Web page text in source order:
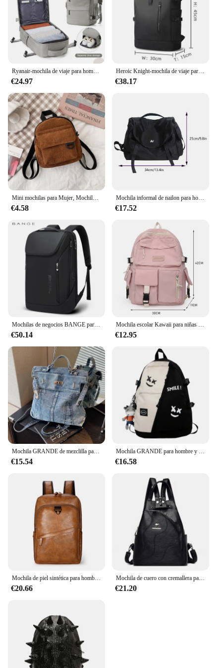
Ryanair-mochila de viaje para hombre y mujer, bolsa de viaje para ordenador portátil, equipaje de mano, 40x20x25
€24.97
Heroic Knight-mochila de viaje para hombre, bolso para portátil de 15,6 pulgadas, expandible, con puerto USB, impermeable, enrollable, de ocio
€38.17
Mini mochilas para Mujer, Mochila pequeña de pana de Color sólido, bolso de hombro informal Simple para estudiantes, bolsas de viaje, Mochila para Hombre
€4.58
Mochila informal de nailon para hombre y mujer, morral escolar de estética universitaria, estilo Harajuku
€17.52
Mochilas de negocios BANGE para ordenador portátil de 15,6 pulgadas, Mochila multifuncional impermeable de gran capacidad para trabajo diario, Mochila escolar para hombre
€50.14
Mochila escolar Kawaii para niñas y mujeres, bolso estético para ordenador portátil con bolsillos, Mochila de lona para estudiantes
€12.95
Mochila GRANDE de mezclilla para adolescentes, bolso de hombro de moda para niñas, Mochila escolar de secundaria, Mochila negra
€15.54
Mochila GRANDE para hombre y mujer, morral de viaje a la moda para amantes del ordenador portátil, para adolescentes
€16.58
€20.66
Mochila de cuero con cremallera para mujer, bolso de pecho femenino, mochila de viaje, Mochilas escolares para niñas adolescentes
€21.20